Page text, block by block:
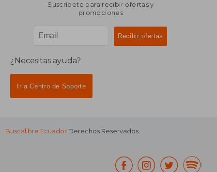
Suscríbete para recibir ofertas y
promociones
¿Necesitas ayuda?
Ir a Centro de Soporte
Buscalibre Ecuador Derechos Reservados.